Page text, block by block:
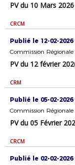
PV du 10 Mars 2026
CRCM
Publié le 12-02-2026
Commission
PV du 12 février
CRM
Publié le 05-02-2026
Commission
PV du 05 Février
CRCM
Publié le 02-02-2026